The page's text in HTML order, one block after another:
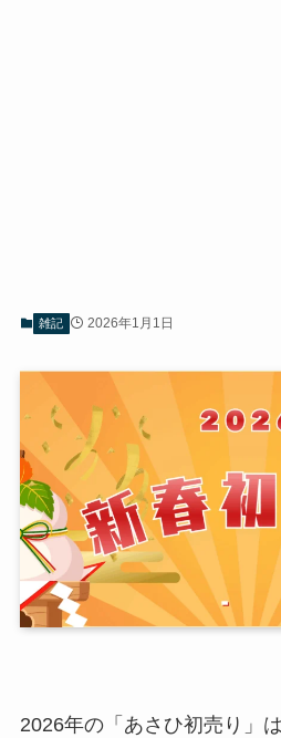
雑記 2026年1月1日
2026年の「あさひ初売り」